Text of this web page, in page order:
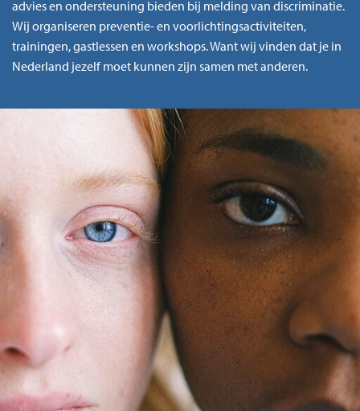
advies en ondersteuning bieden bij melding van discriminatie.
Wij organiseren preventie- en voorlichtingsactiviteiten,
trainingen, gastlessen en workshops. Want wij vinden dat je in
Nederland jezelf moet kunnen zijn samen met anderen.